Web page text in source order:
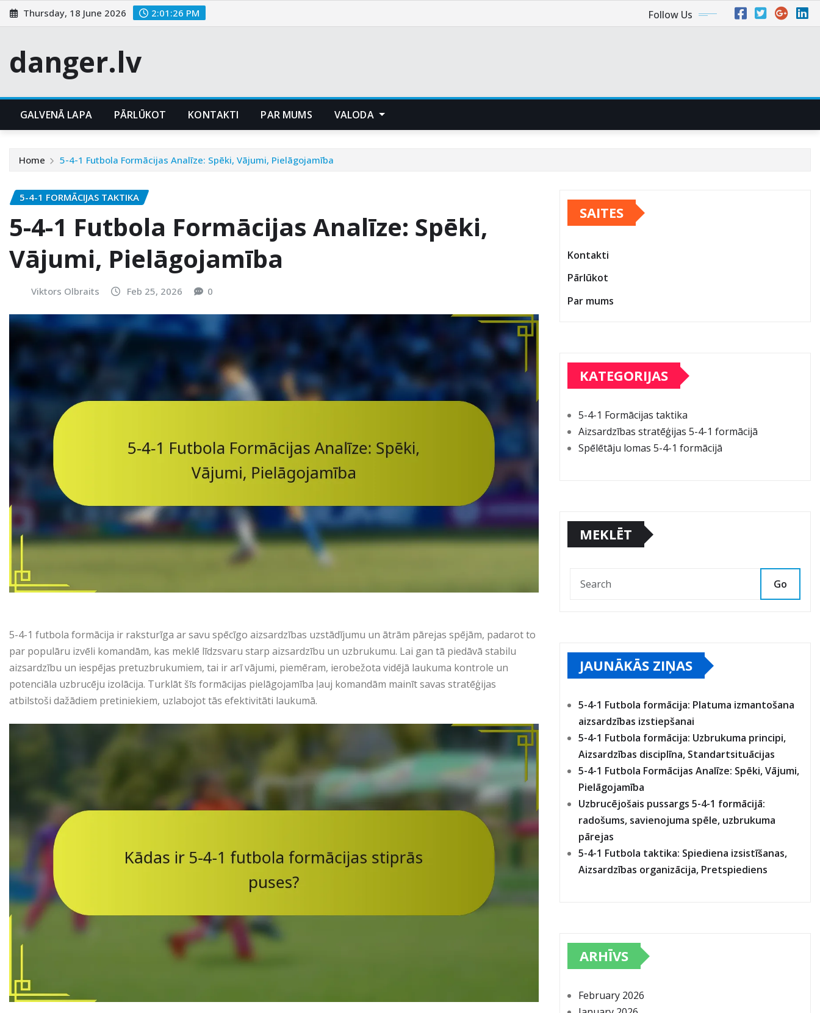
Skip
to
Thursday, 18 June 2026 2:01:27 PM Follow Us
danger.lv
GALVENĀ LAPA PĀRLŪKOT KONTAKTI PAR MUMS VALODA
Home 5-4-1 Futbola Formācijas Analīze: Spēki, Vājumi, Pielāgojamība
5-4-1 FORMĀCIJAS TAKTIKA
5-4-1 Futbola Formācijas Analīze: Spēki,
Vājumi, Pielāgojamība
Viktors Olbraits Feb 25, 2026 0
5-4-1 futbola formācija ir raksturīga ar savu spēcīgo aizsardzības uzstādījumu un ātrām pārejas spējām, padarot to
par populāru izvēli komandām, kas meklē līdzsvaru starp aizsardzību un uzbrukumu. Lai gan tā piedāvā stabilu
aizsardzību un iespējas pretuzbrukumiem, tai ir arī vājumi, piemēram, ierobežota vidējā laukuma kontrole un
potenciāla uzbrucēju izolācija. Turklāt šīs formācijas pielāgojamība ļauj komandām mainīt savas stratēģijas
atbilstoši dažādiem pretiniekiem, uzlabojot tās efektivitāti laukumā.
SAITES
Kontakti
Pārlūkot
Par mums
KATEGORIJAS
5-4-1 Formācijas taktika
Aizsardzības stratēģijas 5-4-1 formācijā
Spēlētāju lomas 5-4-1 formācijā
MEKLĒT
Go
JAUNĀKĀS ZIŅAS
5-4-1 Futbola formācija: Platuma izmantošana
aizsardzības izstiepšanai
5-4-1 Futbola formācija: Uzbrukuma principi,
Aizsardzības disciplīna, Standartsituācijas
5-4-1 Futbola Formācijas Analīze: Spēki, Vājumi,
Pielāgojamība
Uzbrucējošais pussargs 5-4-1 formācijā:
radošums, savienojuma spēle, uzbrukuma
pārejas
5-4-1 Futbola taktika: Spiediena izsistīšanas,
Aizsardzības organizācija, Pretspiediens
ARHĪVS
February 2026